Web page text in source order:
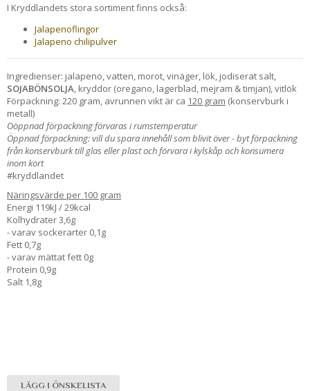
I Kryddlandets stora sortiment finns också:
Jalapenoflingor
Jalapeno chilipulver
Ingredienser: jalapeno, vatten, morot, vinäger, lök, jodiserat salt,
SOJABÖNSOLJA, kryddor (oregano, lagerblad, mejram & timjan), vitlök
Förpackning: 220 gram, avrunnen vikt är ca 120 gram (konservburk i
metall)
Oöppnad förpackning förvaras i rumstemperatur
Öppnad förpackning: vill du spara innehåll som blivit över - byt förpackning
från konservburk till glas eller plast och förvara i kylskåp och konsumera
inom kort
#kryddlandet
Näringsvärde per 100 gram
Energi 119kJ / 29kcal
Kolhydrater 3,6g
- varav sockerarter 0,1g
Fett 0,7g
- varav mättat fett 0g
Protein 0,9g
Salt 1,8g
LÄGG I ÖNSKELISTA